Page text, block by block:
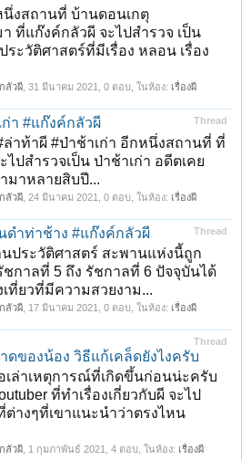
นึ่งสถานที่ บ้านดอนเกตุ
ที่แก๊งค์กลัวผี จะไปสำรวจ เป็น
ะวัติศาสตร์ที่มีเรื่อง หลอน เรื่อง
ลัวผี 31 มีนาคม 2021 , 0 ตอบ, ในห้อง: เรื่องผี
Thread
ก่า #แก๊งค์กลัวผี
ล่าท้าผี #ป่าช้าเก่า อีกหนึ่งสถานที่ ที่
ไปสำรวจเป็น ป่าช้าเก่า อดีตเคย
มาหลายสิบปี...
ลัวผี 24 มีนาคม 2021 , 0 ตอบ, ในห้อง: เรื่องผี
Thread
ดำท่าช้าง #แก๊งค์กลัวผี
นประวัติศาสตร์ สะพานแห่งนี้ถูก
ชกาลที่ 5 ถึง รัชกาลที่ 6 ปัจจุบันได้
ที่ยวที่มีความสวยงาม...
ลัวผี 17 มีนาคม 2021 , 0 ตอบ, ในห้อง: เรื่องผี
Thread
ดของน้อง วิธีแก้เคล็ดยังไงครับ
เล่าเหตุการณ์ที่เกิดขึ้นก่อนน่ะครับ
ที่ทำเรื่องเกี่ยวกับผี จะไป
ต่างๆที่เขาแนะนำว่าตรงไหน
ลัวผี 1 กุมภาพันธ์ 2021 , 4 ตอบ, ในห้อง: เรื่องผี